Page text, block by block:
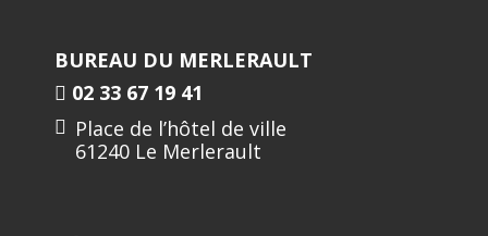
BUREAU DU MERLERAULT
02 33 67 19 41
Place de l’hôtel de ville
61240 Le Merlerault